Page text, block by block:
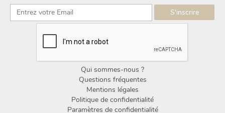
Qui sommes-nous ?
Questions fréquentes
Mentions légales
Politique de confidentialité
Paramètres de confidentialité